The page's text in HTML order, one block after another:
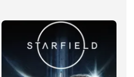
البقاعي